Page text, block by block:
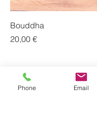
Bouddha
Prix
20,00 €
Phone Email